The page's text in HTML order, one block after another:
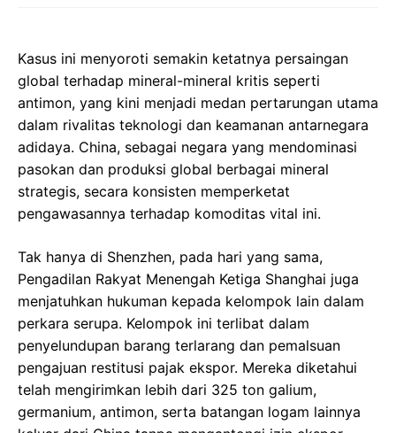
Kasus ini menyoroti semakin ketatnya persaingan
global terhadap mineral-mineral kritis seperti
antimon, yang kini menjadi medan pertarungan utama
dalam rivalitas teknologi dan keamanan antarnegara
adidaya. China, sebagai negara yang mendominasi
pasokan dan produksi global berbagai mineral
strategis, secara konsisten memperketat
pengawasannya terhadap komoditas vital ini.
Tak hanya di Shenzhen, pada hari yang sama,
Pengadilan Rakyat Menengah Ketiga Shanghai juga
menjatuhkan hukuman kepada kelompok lain dalam
perkara serupa. Kelompok ini terlibat dalam
penyelundupan barang terlarang dan pemalsuan
pengajuan restitusi pajak ekspor. Mereka diketahui
telah mengirimkan lebih dari 325 ton galium,
germanium, antimon, serta batangan logam lainnya